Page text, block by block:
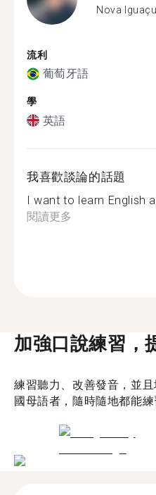
Nova Iguaçu
流利
葡萄牙語
學
英語
我喜歡談論的話題
I want to learn English
閱讀更多
加強口說練習，
練習聽力、改善發音，並
國母語者，隨時隨地都能